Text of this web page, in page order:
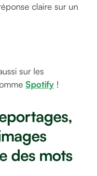
claire sur un
sur les
Spotify !
des mots